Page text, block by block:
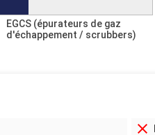
EGCS (épurateurs de gaz
d'échappement / scrubbers)